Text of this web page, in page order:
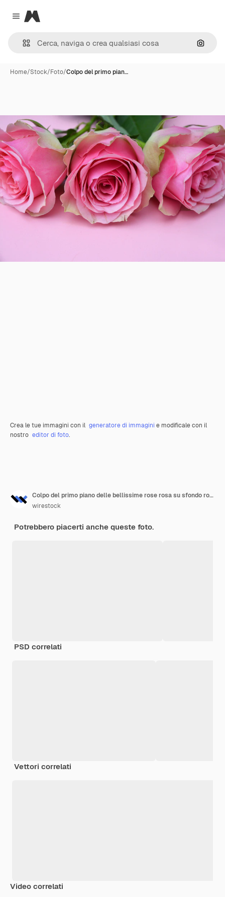
Close menu
Magnific
Cerca
Home/Stock/Foto/Colpo del primo pian…
Crea le tue immagini con il generatore di immagini e modificale con il
nostro editor di foto.
Colpo del primo piano delle bellissime rose rosa su sfondo rosa
wirestock
Potrebbero piacerti anche queste foto.
PSD correlati
Vettori correlati
Video correlati